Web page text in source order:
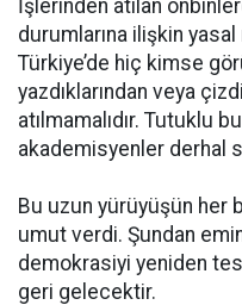
İşlerinden atılan
durumlarına ilişkin
Türkiye’de hiç kimse
yazdıklarından veya
atılmamalıdır. Tutuklu
akademisyenler derhal
Bu uzun yürüyüşün her
umut verdi. Şundan
demokrasiyi yeniden
geri gelecektir.